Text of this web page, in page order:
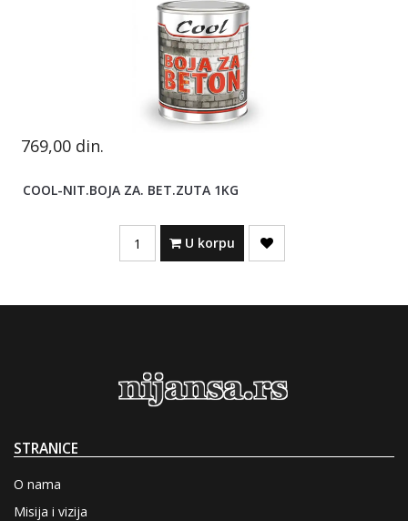
769,00 din.
COOL-NIT.BOJA ZA. BET.ZUTA 1KG
U korpu
STRANICE
O nama
Misija i vizija